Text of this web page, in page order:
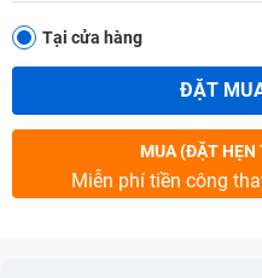
Tại cửa hàng
ĐẶT
MUA (ĐẶT HẸN
Miễn phí tiền công